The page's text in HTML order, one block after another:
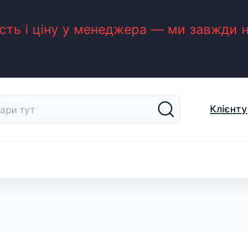
і ціну у менеджера — ми завжди
Клієнту